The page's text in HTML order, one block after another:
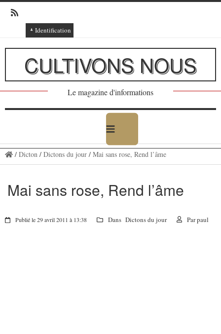
Identification
Connexion
Connexion via Facebook
Inscription
Ajout texte ou poème
CULTIVONS NOUS
Le magazine d'informations
/ Dicton/ Dictons du jour/ Mai sans rose, Rend l’âme
Mai sans rose, Rend l’âme
Publié le 29 avril 2011 à 13:38 Dans Dictons du jour Parpaul